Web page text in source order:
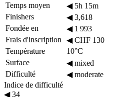
Temps moyen
◀5h 15m
Finishers
◀3,618
Fondée en
◀1 993
Frais d'inscription
◀CHF 130
Température
10°C
Surface
◀mixed
Difficulté
◀moderate
Indice de difficulté
◀34